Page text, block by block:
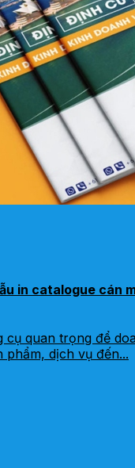
in catalogue cán
cụ quan trọng để
phẩm, dịch vụ đến...